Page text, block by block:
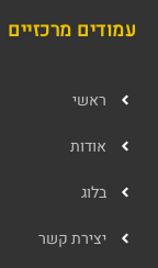
עמודים מרכזיים
ראשי
אודות
בלוג
יצירת קשר